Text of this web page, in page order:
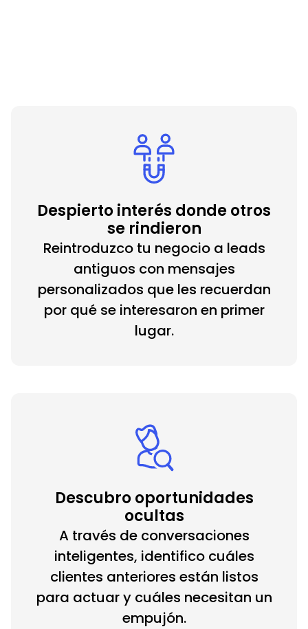
Despierto interés donde otros
se rindieron
Reintroduzco tu negocio a leads
antiguos con mensajes
personalizados que les recuerdan
por qué se interesaron en primer
lugar.
Descubro oportunidades
ocultas
A través de conversaciones
inteligentes, identifico cuáles
clientes anteriores están listos
para actuar y cuáles necesitan un
empujón.